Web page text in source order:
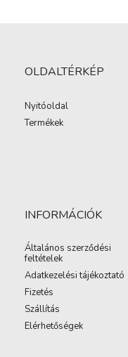
OLDALTÉRKÉP
Nyitóoldal
Termékek
INFORMÁCIÓK
Általános szerződési
feltételek
Adatkezelési tájékoztató
Fizetés
Szállítás
Elérhetőségek